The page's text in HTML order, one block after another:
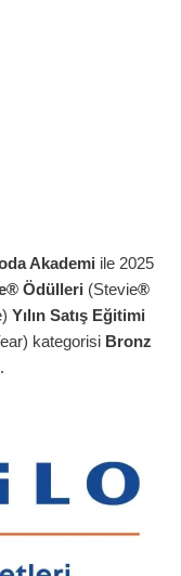
Akademi ile 2025
Ödülleri (Stevie®
Yılın Satış Eğitimi
kategorisi Bronz